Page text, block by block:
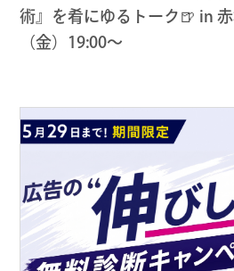
術』を肴にゆるトーク🍺 in
（金）19:00～